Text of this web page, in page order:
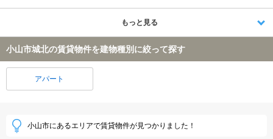
もっと見る
小山市城北の賃貸物件を建物種別に絞って探す
アパート
小山市にあるエリアで賃貸物件が見つかりました！